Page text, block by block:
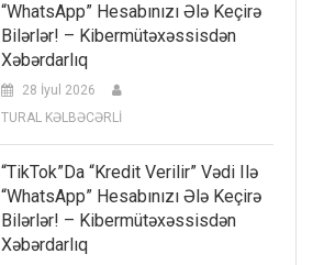
“WhatsApp” Hesabınızı Ələ Keçirə
Bilərlər! – Kibermütəxəssisdən
Xəbərdarlıq
28 İyul 2026
TURAL KƏLBƏCƏRLİ
“TikTok”da “kredit Verilir” Vədi Ilə
“WhatsApp” Hesabınızı Ələ Keçirə
Bilərlər! – Kibermütəxəssisdən
Xəbərdarlıq